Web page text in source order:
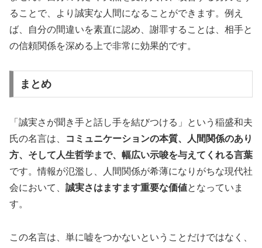
ることで、より誠実な人間になることができます。例え
ば、自分の間違いを素直に認め、謝罪することは、相手と
の信頼関係を深める上で非常に効果的です。
まとめ
「誠実さが聞き手と話し手を結びつける」という稲盛和夫
氏の名言は、
コミュニケーションの本質、人間関係のあり
方、そして人生哲学まで、幅広い示唆を与えてくれる言葉
です。情報が氾濫し、人間関係が希薄になりがちな現代社
会において、 誠実さはますます重要な価値となっていま
す。
この名言は、単に嘘をつかないということだけではなく、